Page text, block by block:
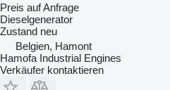
Preis auf Anfrage
Dieselgenerator
Zustand neu
Belgien, Hamont
Hamofa Industrial Engines
Verkäufer kontaktieren